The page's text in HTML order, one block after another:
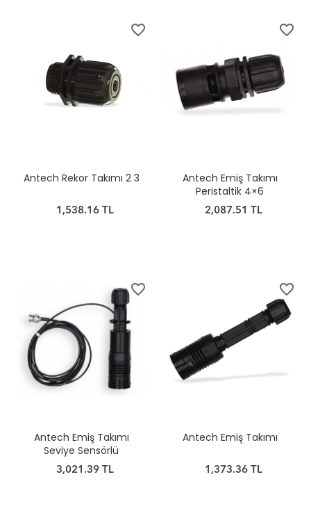
favorite_border
Antech Rekor Takımı 2 3
1,538.16 TL
favorite_border
Antech Emiş Takımı
Peristaltik 4×6
2,087.51 TL
favorite_border
Antech Emiş Takımı
Seviye Sensörlü
3,021.39 TL
favorite_border
Antech Emiş Takımı
1,373.36 TL